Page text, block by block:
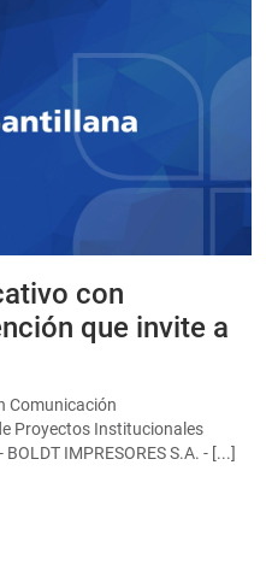
con
que invite a
Comunicación
Proyectos Institucionales
IMPRESORES S.A. - [...]